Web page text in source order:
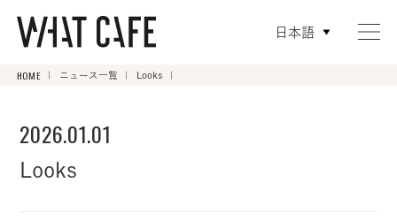
日本語
HOME ニュース一覧 Looks
2026.01.01
Looks